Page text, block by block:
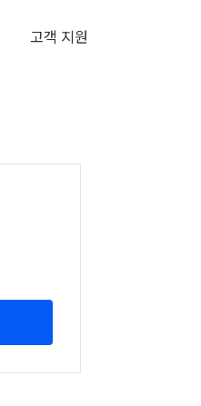
고객 지원